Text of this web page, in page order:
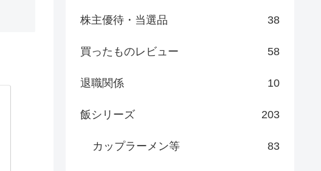
株主優待・当選品 38
買ったものレビュー 58
退職関係 10
飯シリーズ 203
カップラーメン等 83